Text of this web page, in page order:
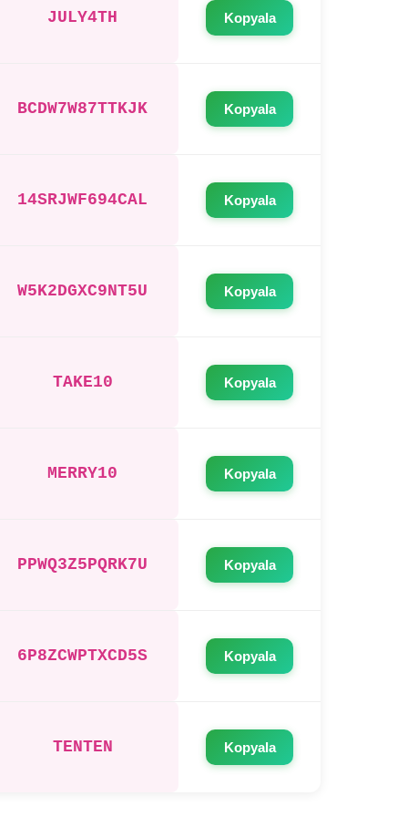
JULY4TH Kopyala
BCDW7W87TTKJK Kopyala
14SRJWF694CAL Kopyala
W5K2DGXC9NT5U Kopyala
TAKE10 Kopyala
MERRY10 Kopyala
PPWQ3Z5PQRK7U Kopyala
6P8ZCWPTXCD5S Kopyala
TENTEN Kopyala